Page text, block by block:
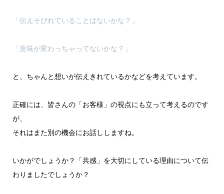
「伝えそびれていることはないかな？」
「意味が変わっちゃってないかな？」
と、ちゃんと想いが伝えきれているかなどを考えています。
正確には、皆さんの「お客様」の視点にも立って考えるのです
が、
それはまた別の機会にお話ししますね。
いかがでしょうか？「共感」を大切にしている理由について伝
わりましたでしょうか？